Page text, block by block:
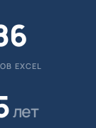
EXCEL
лет